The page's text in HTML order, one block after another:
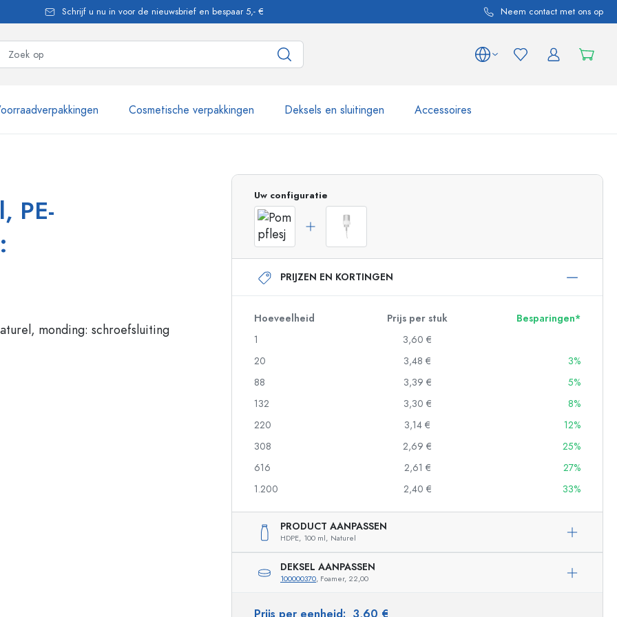
Schrijf u nu in voor de nieuwsbrief en bespaar 5,- € Neem contact met ons op
Cosmetische verpakkingen Deksels en sluitingen Accessoires
Estal flessen
Airless Dispenser
Rollerflesjes
Knijpflessen
Inmaakflessen
Ginflessen
Kerstflessen
Decoratieve flessen
Gistingsflessen & Mandflessen
Potten e Potjes
PE-
Uw configuratie
PRIJZEN EN KORTINGEN
Hoeveelheid Prijs per stuk
Besparingen*
1
3,60 €
20
3,48 €
3%
88
3,39 €
5%
132
3,30 €
8%
220
3,14 €
12%
308
2,69 €
25%
616
2,61 €
27%
1.200
2,40 € 33%
PRODUCT AANPASSEN
HDPE, 100 ml, Naturel
DEKSEL AANPASSEN
100000370, Foamer, 22,00